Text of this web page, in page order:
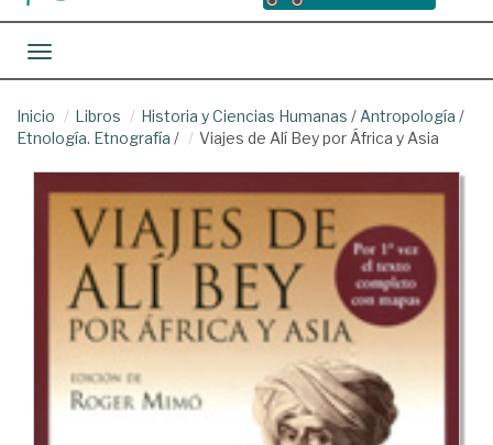
Toggle navigation
Inicio Libros Historia y Ciencias Humanas / Antropología /
Etnología. Etnografía / Viajes de Alí Bey por África y Asia